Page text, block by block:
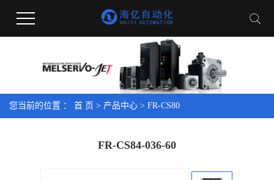
您当前的位置 ： 首 页 > 产品中心 > FR-CS80
FR-CS84-036-60